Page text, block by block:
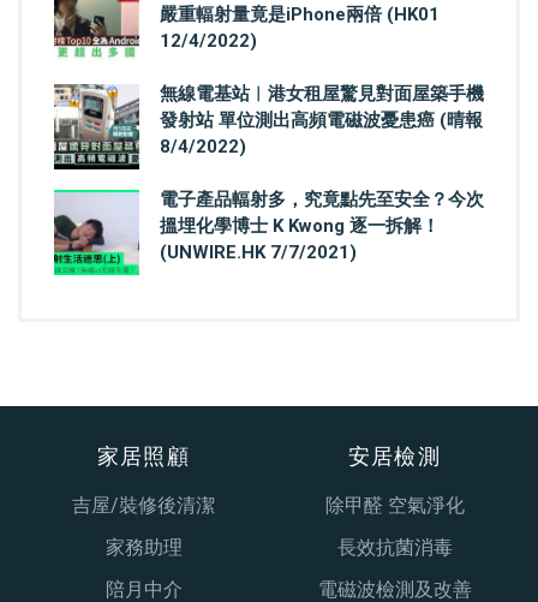
嚴重輻射量竟是iPhone兩倍 (HK01
12/4/2022)
無線電基站︳港女租屋驚見對面屋築手機
發射站 單位測出高頻電磁波憂患癌 (晴報
8/4/2022)
電子產品輻射多，究竟點先至安全？今次
搵埋化學博士 K Kwong 逐一拆解！
(UNWIRE.HK 7/7/2021)
家居照顧
吉屋/裝修後清潔
家務助理
陪月中介
安居檢測
除甲醛 空氣淨化
長效抗菌消毒
電磁波檢測及改善